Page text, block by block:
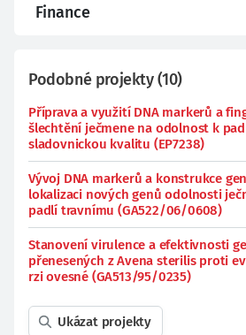
Finance
Podobné projekty(10)
Příprava a využití DNA markerů a
šlechtění ječmene na odolnost k
sladovnickou kvalitu (EP7238)
Vývoj DNA markerů a konstrukce
lokalizaci nových genů odolnosti
padlí travnímu (GA522/06/0608)
Stanovení virulence a efektivnosti
přenesených z Avena sterilis proti
rzi ovesné (GA513/95/0235)
Ukázat projekty